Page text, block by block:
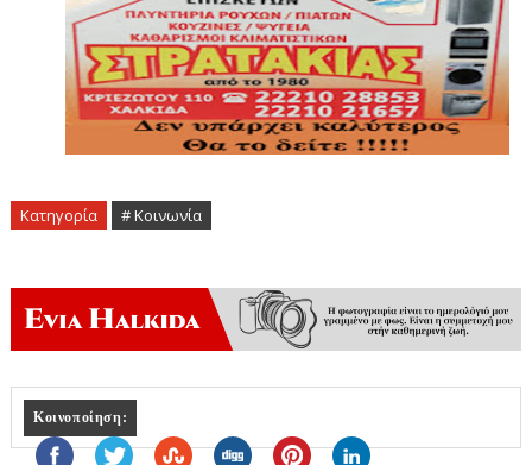
Κατηγορία # Κοινωνία
Κοινοποίηση: